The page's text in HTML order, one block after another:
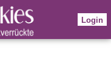
Login